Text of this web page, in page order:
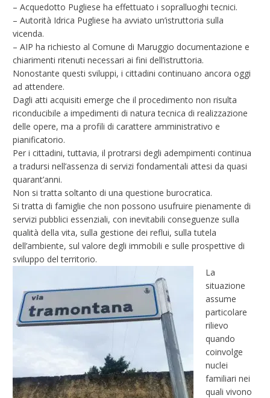
– Acquedotto Pugliese ha effettuato i sopralluoghi tecnici.
– Autorità Idrica Pugliese ha avviato un’istruttoria sulla
vicenda.
– AIP ha richiesto al Comune di Maruggio documentazione e
chiarimenti ritenuti necessari ai fini dell’istruttoria.
Nonostante questi sviluppi, i cittadini continuano ancora oggi
ad attendere.
Dagli atti acquisiti emerge che il procedimento non risulta
riconducibile a impedimenti di natura tecnica di realizzazione
delle opere, ma a profili di carattere amministrativo e
pianificatorio.
Per i cittadini, tuttavia, il protrarsi degli adempimenti continua
a tradursi nell’assenza di servizi fondamentali attesi da quasi
quarant’anni.
Non si tratta soltanto di una questione burocratica.
Si tratta di famiglie che non possono usufruire pienamente di
servizi pubblici essenziali, con inevitabili conseguenze sulla
qualità della vita, sulla gestione dei reflui, sulla tutela
dell’ambiente, sul valore degli immobili e sulle prospettive di
sviluppo del territorio.
La
situazione
assume
particolare
rilievo
quando
coinvolge
nuclei
familiari nei
quali vivono